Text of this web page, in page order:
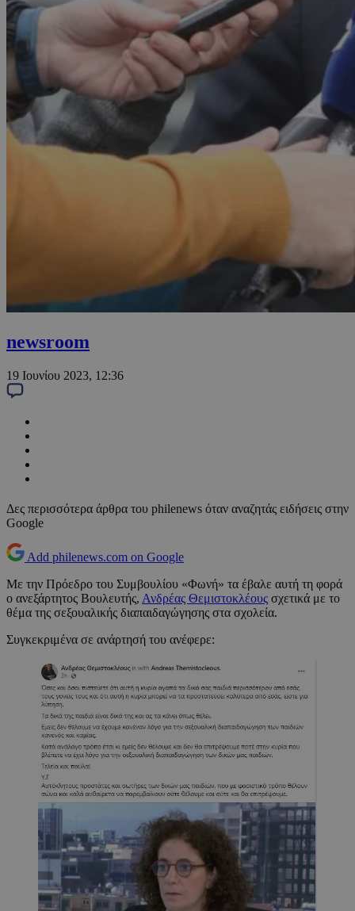
newsroom
19 Ιουνίου 2023, 12:36
Δες περισσότερα άρθρα του philenews όταν αναζητάς ειδήσεις στην
Google
Add philenews.com on Google
Με την Πρόεδρο του Συμβουλίου «Φωνή» τα έβαλε αυτή τη φορά
ο ανεξάρτητος Βουλευτής, Ανδρέας Θεμιστοκλέους σχετικά με το
θέμα της σεξουαλικής διαπαιδαγώγησης στα σχολεία.
Συγκεκριμένα σε ανάρτησή του ανέφερε: